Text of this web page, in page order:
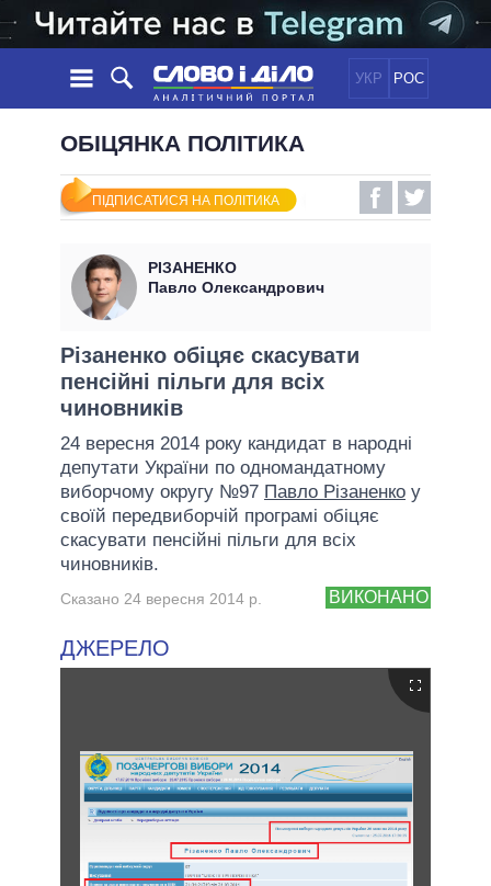
УКР РОС
НОВИНИ
СТРІЧКА
ПОДІЇ
СТАТТІ
ДУМКИ
ОГЛЯДИ
ДАЙДЖЕСТИ
ПОЛІТИКА
ЕКОНОМІКА
СВІТ
ОБIЦЯНКИ
УСІ ПОЛІТИКИ
ПРЕЗИДЕНТ І ОФІС
ВЕРХОВНА РАДА
КАБІНЕТ МІНІСТРІВ
ГОЛОВИ ОБЛАДМІНІСТРАЦІЙ
МЕРИ МІСТ
ВСІ ПЕРСОНИ
ІНФОГРАФІКА
ПІДТРИМАТИ
ОБІЦЯНКА ПОЛІТИКА
ПІДПИСАТИСЯ НА ПОЛІТИКА
РІЗАНЕНКО
Павло Олександрович
Різаненко обіцяє скасувати
пенсійні пільги для всіх
чиновників
24 вересня 2014 року кандидат в народні
депутати України по одномандатному
виборчому округу №97 Павло Різаненко у
своїй передвиборчій програмі обіцяє
скасувати пенсійні пільги для всіх
чиновників.
ВИКОНАНО
Сказано 24 вересня 2014 р.
ДЖЕРЕЛО